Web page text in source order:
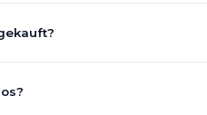
transparent in unsere